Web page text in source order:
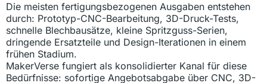
Die meisten fertigungsbezogenen Ausgaben entstehen
durch: Prototyp-CNC-Bearbeitung, 3D-Druck-Tests,
schnelle Blechbausätze, kleine Spritzguss-Serien,
dringende Ersatzteile und Design-Iterationen in einem
frühen Stadium.
MakerVerse fungiert als konsolidierter Kanal für diese
Bedürfnisse: sofortige Angebotsabgabe über CNC, 3D-